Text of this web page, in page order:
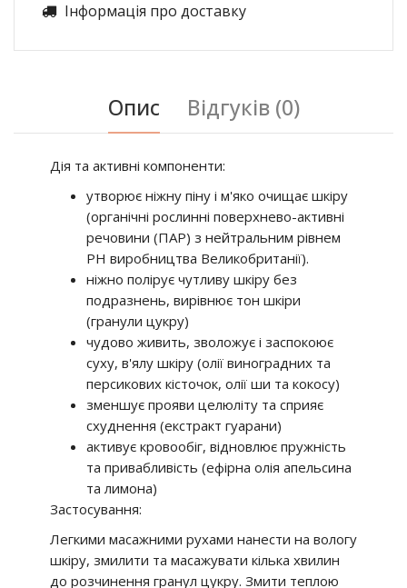
Інформація про доставку
Опис Відгуків (0)
Дія та активні компоненти:
утворює ніжну піну і м'яко очищає шкіру
(органічні рослинні поверхнево-активні
речовини (ПАР) з нейтральним рівнем
РН виробництва Великобританії).
ніжно полірує чутливу шкіру без
подразнень, вирівнює тон шкіри
(гранули цукру)
чудово живить, зволожує і заспокоює
суху, в'ялу шкіру (олії ​​виноградних та
персикових кісточок, олії ши та кокосу)
зменшує прояви целюліту та сприяє
схуднення (екстракт гуарани)
активує кровообіг, відновлює пружність
та привабливість (ефірна олія апельсина
та лимона)
Застосування:
Легкими масажними рухами нанести на вологу
шкіру, змилити та масажувати кілька хвилин
до розчинення гранул цукру. Змити теплою